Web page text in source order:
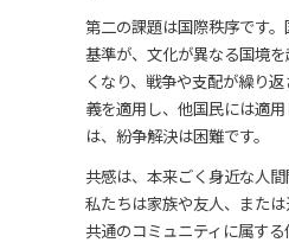
第二の課題は国際秩序です
基準が、文化が異なる国境
くなり、戦争や支配が繰り
義を適用し、他国民には適
は、紛争解決は困難です。
共感は、本来ごく身近な人間
私たちは家族や友人、また
共通のコミュニティに属す